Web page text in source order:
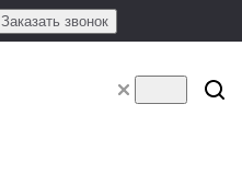
Заказать звонок